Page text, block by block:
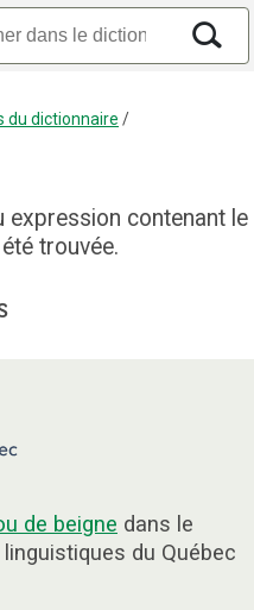
du dictionnaire /
expression contenant le
trouvée.
de beigne dans le
du Québec